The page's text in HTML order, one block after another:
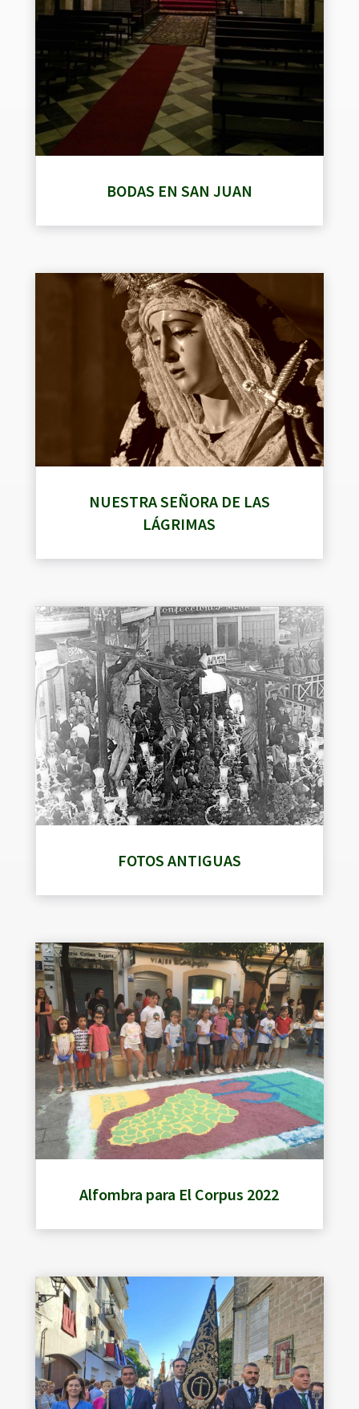
BODAS EN SAN JUAN
NUESTRA SEÑORA DE LAS
LÁGRIMAS
FOTOS ANTIGUAS
Alfombra para El Corpus 2022